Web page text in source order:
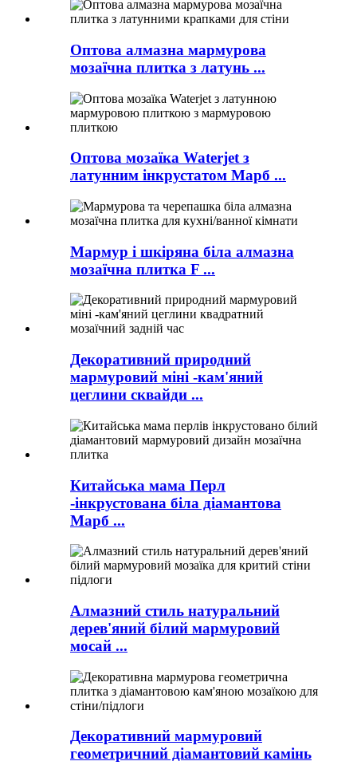
Оптова алмазна мармурова
мозаїчна плитка з латунь ...
Оптова мозаїка Waterjet з
латунним інкрустатом Марб ...
Мармур і шкіряна біла алмазна
мозаїчна плитка F ...
Декоративний природний
мармуровий міні -кам'яний
цеглини сквайди ...
Китайська мама Перл
-інкрустована біла діамантова
Марб ...
Алмазний стиль натуральний
дерев'яний білий мармуровий
мосай ...
Декоративний мармуровий
геометричний діамантовий камінь